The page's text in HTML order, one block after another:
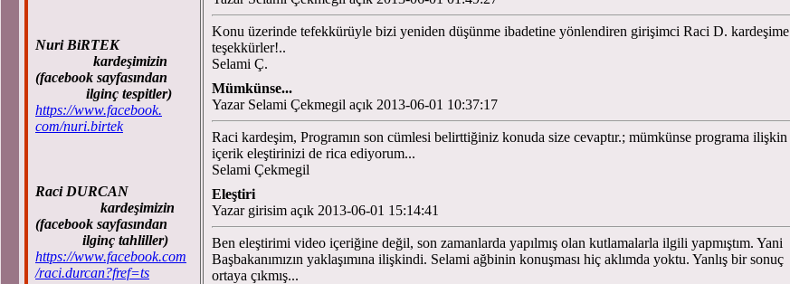
Nuri BiRTEK
kardeşimizin
(facebook sayfasından
ilginç tespitler)
https://www.facebook.
com/nuri.birtek
Raci DURCAN
kardeşimizin
(facebook sayfasından
ilginç tahliller)
https://www.facebook.com
/raci.durcan?fref=ts
Konu üzerinde tefekkürüyle bizi yeniden düşünme ibadetine yönlendiren girişimci Raci D. kardeşime
teşekkürler!..
Selami Ç.
Mümkünse...
Yazar Selami Çekmegil açık 2013-06-01 10:37:17
Raci kardeşim, Programın son cümlesi belirttiğiniz konuda size cevaptır.; mümkünse programa ilişkin
içerik eleştirinizi de rica ediyorum...
Selami Çekmegil
Eleştiri
Yazar girisim açık 2013-06-01 15:14:41
Ben eleştirimi video içeriğine değil, son zamanlarda yapılmış olan kutlamalarla ilgili yapmıştım. Yani
Başbakanımızın yaklaşımına ilişkindi. Selami ağbinin konuşması hiç aklımda yoktu. Yanlış bir sonuç
ortaya çıkmış...